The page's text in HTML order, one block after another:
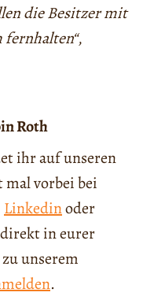
die Besitzer mit
fernhalten“,
Roth
ihr auf unseren
mal vorbei bei
Linkedinoder
in eurer
unserem
.